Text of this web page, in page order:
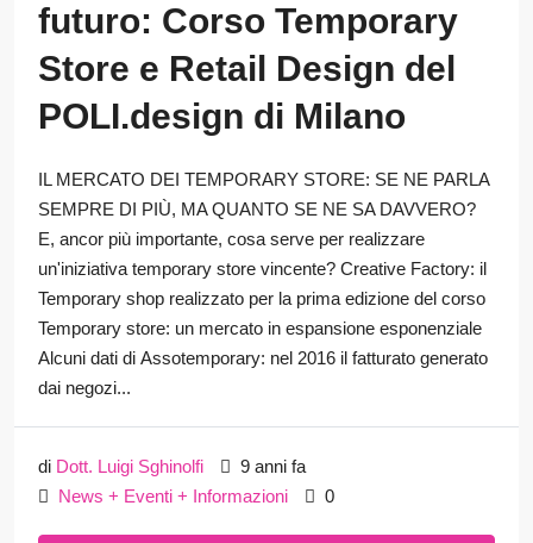
futuro: Corso Temporary
Store e Retail Design del
POLI.design di Milano
IL MERCATO DEI TEMPORARY STORE: SE NE PARLA
SEMPRE DI PIÙ, MA QUANTO SE NE SA DAVVERO?
E, ancor più importante, cosa serve per realizzare
un'iniziativa temporary store vincente? Creative Factory: il
Temporary shop realizzato per la prima edizione del corso
Temporary store: un mercato in espansione esponenziale
Alcuni dati di Assotemporary: nel 2016 il fatturato generato
dai negozi...
di Dott. Luigi Sghinolfi
9 anni fa
News + Eventi + Informazioni
0